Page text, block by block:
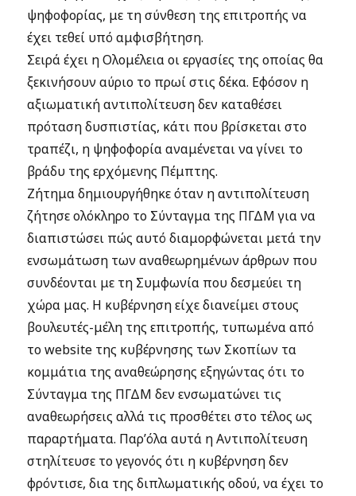
ψηφοφορίας, με τη σύνθεση της επιτροπής να
έχει τεθεί υπό αμφισβήτηση.
Σειρά έχει η Ολομέλεια οι εργασίες της οποίας θα
ξεκινήσουν αύριο το πρωί στις δέκα. Εφόσον η
αξιωματική αντιπολίτευση δεν καταθέσει
πρόταση δυσπιστίας, κάτι που βρίσκεται στο
τραπέζι, η ψηφοφορία αναμένεται να γίνει το
βράδυ της ερχόμενης Πέμπτης.
Ζήτημα δημιουργήθηκε όταν η αντιπολίτευση
ζήτησε ολόκληρο το Σύνταγμα της ΠΓΔΜ για να
διαπιστώσει πώς αυτό διαμορφώνεται μετά την
ενσωμάτωση των αναθεωρημένων άρθρων που
συνδέονται με τη Συμφωνία που δεσμεύει τη
χώρα μας. Η κυβέρνηση είχε διανείμει στους
βουλευτές-μέλη της επιτροπής, τυπωμένα από
το website της κυβέρνησης των Σκοπίων τα
κομμάτια της αναθεώρησης εξηγώντας ότι το
Σύνταγμα της ΠΓΔΜ δεν ενσωματώνει τις
αναθεωρήσεις αλλά τις προσθέτει στο τέλος ως
παραρτήματα. Παρ’όλα αυτά η Αντιπολίτευση
στηλίτευσε το γεγονός ότι η κυβέρνηση δεν
φρόντισε, δια της διπλωματικής οδού, να έχει το